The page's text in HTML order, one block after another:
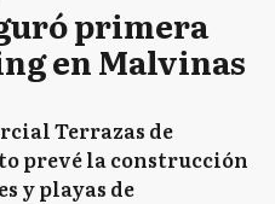
primera
en Malvinas
Terrazas de
prevé la construcción
y playas de